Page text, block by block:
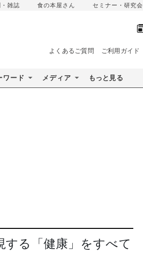
雑誌 食の本屋さん セミナー・研究会
よくあるご質問 ご利用ガイド
ワード メディア もっと見る
る「健康」をすべて